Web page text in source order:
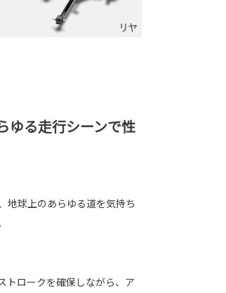
ゆる走行シーンで性
地球上のあらゆる道を気持ち
トロークを確保しながら、ア